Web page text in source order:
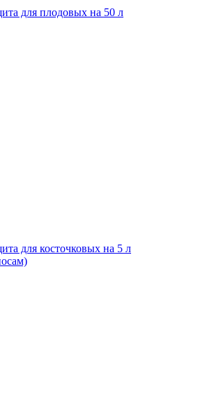
для плодовых на 50 л
для косточковых на 5 л